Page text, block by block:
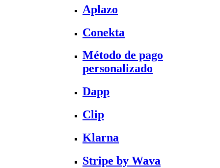
Aplazo
Conekta
Método de pago
personalizado
Dapp
Clip
Klarna
Stripe by Wava